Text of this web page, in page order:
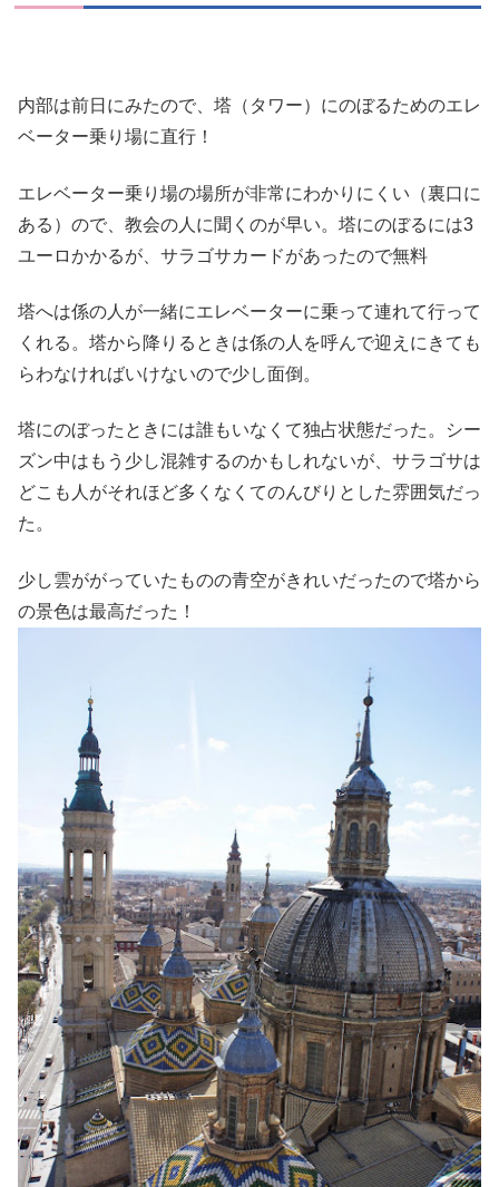
内部は前日にみたので、塔（タワー）にのぼるためのエレ
ベーター乗り場に直行！
エレベーター乗り場の場所が非常にわかりにくい（裏口に
ある）ので、教会の人に聞くのが早い。塔にのぼるには3
ユーロかかるが、サラゴサカードがあったので無料
塔へは係の人が一緒にエレベーターに乗って連れて行って
くれる。塔から降りるときは係の人を呼んで迎えにきても
らわなければいけないので少し面倒。
塔にのぼったときには誰もいなくて独占状態だった。シー
ズン中はもう少し混雑するのかもしれないが、サラゴサは
どこも人がそれほど多くなくてのんびりとした雰囲気だっ
た。
少し雲ががっていたものの青空がきれいだったので塔から
の景色は最高だった！